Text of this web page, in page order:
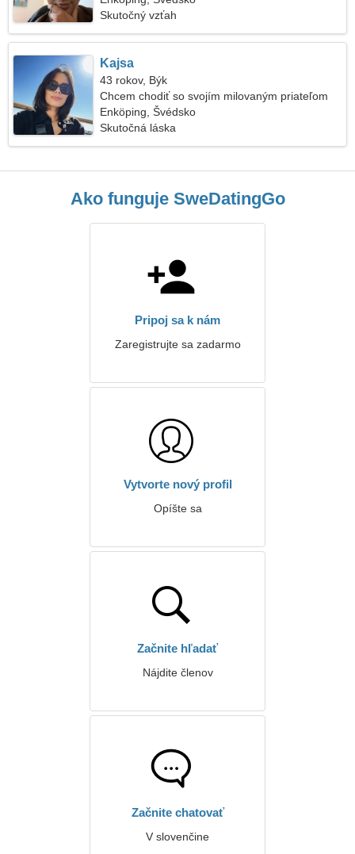
Skutočný vzťah
Kajsa
43 rokov, Býk
Chcem chodiť so svojím milovaným priateľom
Enköping, Švédsko
Skutočná láska
Ako funguje SweDatingGo
Pripoj sa k nám
Zaregistrujte sa zadarmo
Vytvorte nový profil
Opíšte sa
Začnite hľadať
Nájdite členov
Začnite chatovať
V slovenčine